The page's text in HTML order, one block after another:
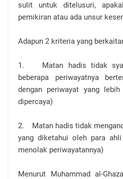
sulit untuk ditelusuri,
pemikiran atau ada unsur
Adapun 2 kriteria yang
1. Matan hadis tidak
beberapa periwayatnya
dengan periwayat yang
dipercaya)
2. Matan hadis tidak
yang diketahui oleh para
menolak periwayatannya)
Menurut Muhammad al-